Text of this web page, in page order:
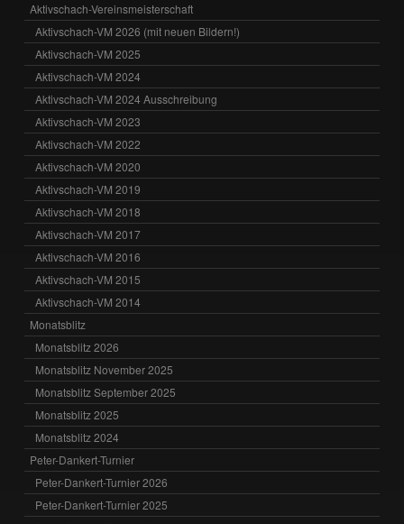
Aktivschach-Vereinsmeisterschaft
Aktivschach-VM 2026 (mit neuen Bildern!)
Aktivschach-VM 2025
Aktivschach-VM 2024
Aktivschach-VM 2024 Ausschreibung
Aktivschach-VM 2023
Aktivschach-VM 2022
Aktivschach-VM 2020
Aktivschach-VM 2019
Aktivschach-VM 2018
Aktivschach-VM 2017
Aktivschach-VM 2016
Aktivschach-VM 2015
Aktivschach-VM 2014
Monatsblitz
Monatsblitz 2026
Monatsblitz November 2025
Monatsblitz September 2025
Monatsblitz 2025
Monatsblitz 2024
Peter-Dankert-Turnier
Peter-Dankert-Turnier 2026
Peter-Dankert-Turnier 2025